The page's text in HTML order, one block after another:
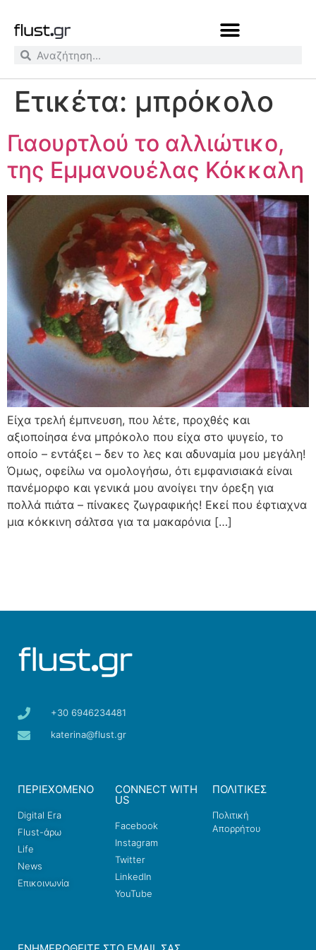
Ετικέτα: μπρόκολο
Γιαουρτλού το αλλιώτικο,
της Εμμανουέλας Κόκκαλη
Είχα τρελή έμπνευση, που λέτε, προχθές και
αξιοποίησα ένα μπρόκολο που είχα στο ψυγείο, το
οποίο – εντάξει – δεν το λες και αδυναμία μου μεγάλη!
Όμως, οφείλω να ομολογήσω, ότι εμφανισιακά είναι
πανέμορφο και γενικά μου ανοίγει την όρεξη για
πολλά πιάτα – πίνακες ζωγραφικής! Εκεί που έφτιαχνα
μια κόκκινη σάλτσα για τα μακαρόνια […]
+30 6946234481
katerina@flust.gr
ΠΕΡΙΕΧΟΜΕΝΟ
Digital Era
Flust-άρω
Life
News
Επικοινωνία
CONNECT WITH
US
Facebook
Instagram
Twitter
LinkedIn
YouTube
ΠΟΛΙΤΙΚΕΣ
Πολιτική
Απορρήτου